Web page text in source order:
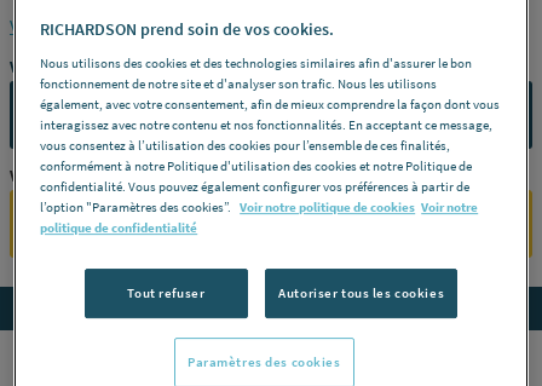
Voir la description complète
Vous avez un projet ?
CONTACTEZ-NOUS
Vous êtes un professionnel ?
RICHARDSON prend soin de vos cookies.
Nous utilisons des cookies et des technologies similaires afin d'assurer le bon
fonctionnement de notre site et d'analyser son trafic. Nous les utilisons
également, avec votre consentement, afin de mieux comprendre la façon dont vous
interagissez avec notre contenu et nos fonctionnalités. En acceptant ce message,
vous consentez à l’utilisation des cookies pour l’ensemble de ces finalités,
conformément à notre Politique d'utilisation des cookies et notre Politique de
confidentialité. Vous pouvez également configurer vos préférences à partir de
l’option "Paramètres des cookies”. Voir notre politique de cookies Voir notre
politique de confidentialité
Tout refuser Autoriser tous les cookies
Paramètres des cookies